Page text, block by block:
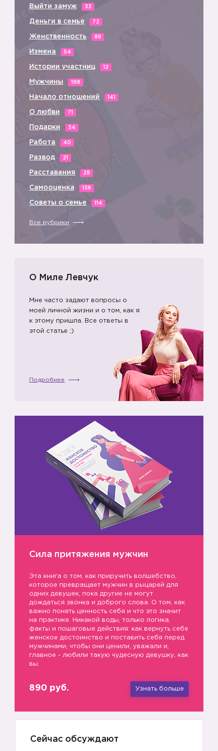
Выйти замуж 33
Деньги в семье 72
Женственность 88
Измена 54
Истории участниц 12
Мужчины 198
Начало отношений 141
О любви 71
Подарки 34
Работа 40
Развод 21
Расставания 28
Самооценка 138
Советы о семье 114
Все рубрики
О Миле Левчук
Мне часто задают вопросы о
моей личной жизни и о том, как я
к этому пришла. Все ответы в
этой статье ;)
Подробнее
Сила притяжения мужчин
Эта книга о том, как приручить волшебство,
которое превращает мужчин в рыцарей для
одних девушек, пока другие не могут
дождаться звонка и доброго слова. О том, как
важно понять ценность себя и что это значит
на практике. Никакой воды, только логика,
факты и пошаговые действия: как вернуть себе
женское достоинство и поставить себя перед
мужчинами, чтобы они ценили, уважали и,
главное - любили такую чудесную девушку, как
вы.
890 руб. Узнать больше
Сейчас обсуждают